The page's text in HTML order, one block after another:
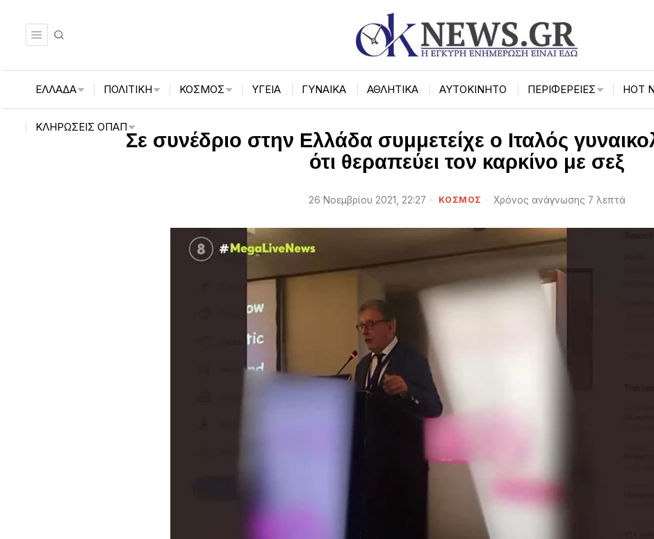
ΕΛΛΑΔΑ ΠΟΛΙΤΙΚΗ ΚΟΣΜΟΣ ΥΓΕΙΑ ΓΥΝΑΙΚΑ ΑΘΛΗΤΙΚΑ ΑΥΤΟΚΙΝΗΤΟ ΠΕΡΙΦΈΡΕΙΕΣ HOT
ΚΛΗΡΏΣΕΙΣ ΟΠΑΠ
Σε συνέδριο στην Ελλάδα συμμετείχε ο Ιταλός
ότι θεραπεύει τον καρκίνο με σεξ
26 Νοεμβρίου 2021, 22:27 ΚΟΣΜΟΣ Χρόνος ανάγνωσης 7 λεπτά